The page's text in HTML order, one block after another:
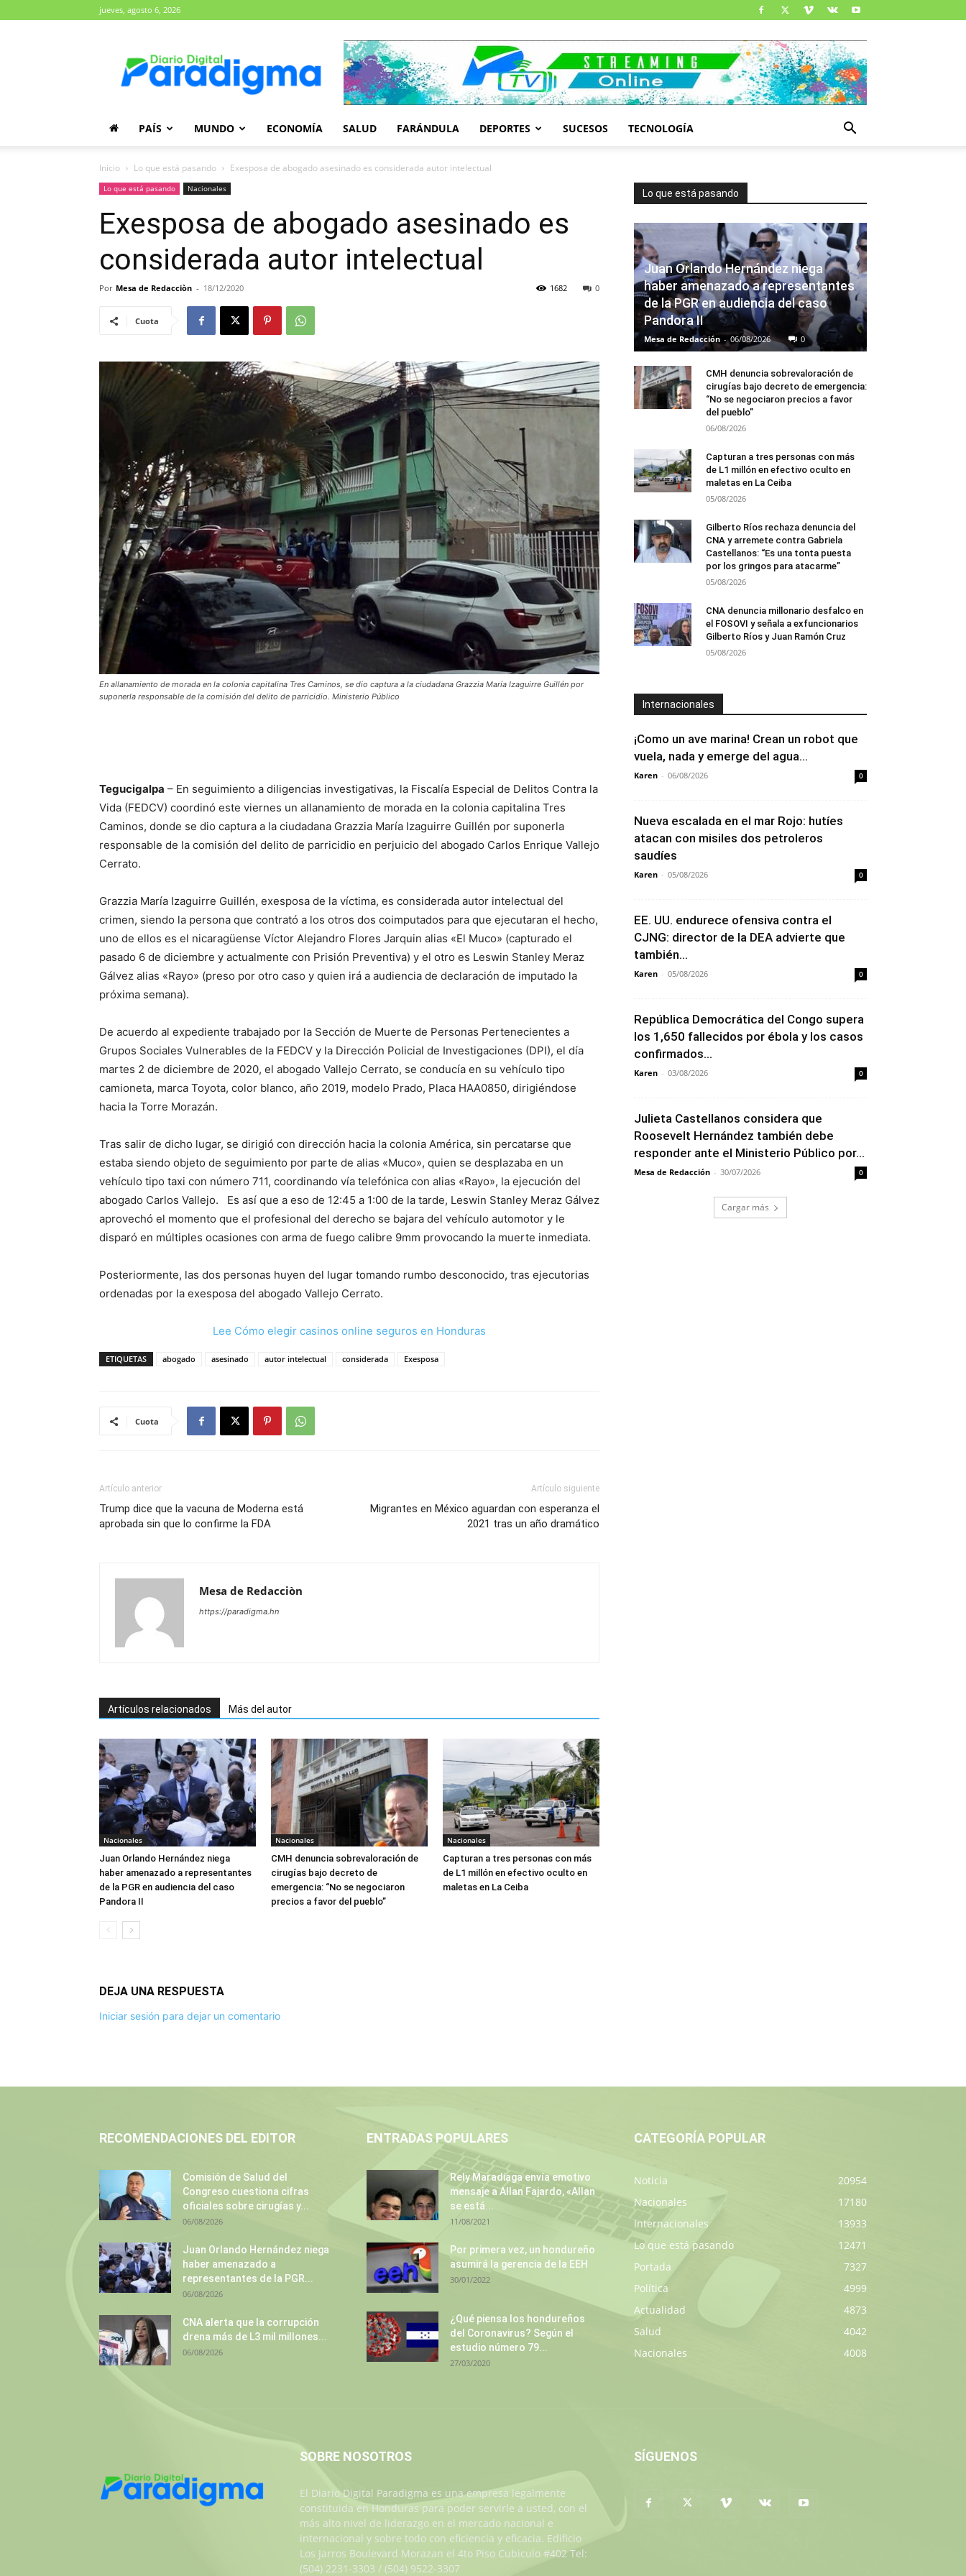
jueves, agosto 6, 2026
Paradigma
PAÍS MUNDO ECONOMÍA SALUD FARÁNDULA DEPORTES SUCESOS TECNOLOGÍA
Inicio Lo que está pasando Exesposa de abogado asesinado es considerada autor intelectual
Lo que está pasando Nacionales
Exesposa de abogado asesinado es
considerada autor intelectual
Por Mesa de Redacciòn - 18/12/2020 0
1682
Cuota
En allanamiento de morada en la colonia capitalina Tres Caminos, se dio captura a la ciudadana Grazzia María Izaguirre Guillén por
suponerla responsable de la comisión del delito de parricidio. Ministerio Público
Tegucigalpa – En seguimiento a diligencias investigativas, la Fiscalía Especial de Delitos Contra la
Vida (FEDCV) coordinó este viernes un allanamiento de morada en la colonia capitalina Tres
Caminos, donde se dio captura a la ciudadana Grazzia María Izaguirre Guillén por suponerla
responsable de la comisión del delito de parricidio en perjuicio del abogado Carlos Enrique Vallejo
Cerrato.
Grazzia María Izaguirre Guillén, exesposa de la víctima, es considerada autor intelectual del
crimen, siendo la persona que contrató a los otros dos coimputados para que ejecutaran el hecho,
uno de ellos es el nicaragüense Víctor Alejandro Flores Jarquin alias «El Muco» (capturado el
pasado 6 de diciembre y actualmente con Prisión Preventiva) y el otro es Leswin Stanley Meraz
Gálvez alias «Rayo» (preso por otro caso y quien irá a audiencia de declaración de imputado la
próxima semana).
De acuerdo al expediente trabajado por la Sección de Muerte de Personas Pertenecientes a
Grupos Sociales Vulnerables de la FEDCV y la Dirección Policial de Investigaciones (DPI), el día
martes 2 de diciembre de 2020, el abogado Vallejo Cerrato, se conducía en su vehículo tipo
camioneta, marca Toyota, color blanco, año 2019, modelo Prado, Placa HAA0850, dirigiéndose
hacia la Torre Morazán.
Tras salir de dicho lugar, se dirigió con dirección hacia la colonia América, sin percatarse que
estaba siendo objeto de seguimiento por parte de alias «Muco», quien se desplazaba en un
vehículo tipo taxi con número 711, coordinando vía telefónica con alias «Rayo», la ejecución del
abogado Carlos Vallejo. Es así que a eso de 12:45 a 1:00 de la tarde, Leswin Stanley Meraz Gálvez
aprovechó el momento que el profesional del derecho se bajara del vehículo automotor y le
disparó en múltiples ocasiones con arma de fuego calibre 9mm provocando la muerte inmediata.
Posteriormente, las dos personas huyen del lugar tomando rumbo desconocido, tras ejecutorias
ordenadas por la exesposa del abogado Vallejo Cerrato.
Lee Cómo elegir casinos online seguros en Honduras
ETIQUETAS abogado asesinado autor intelectual considerada Exesposa
Cuota
Artículo anterior
Trump dice que la vacuna de Moderna está
aprobada sin que lo confirme la FDA
Artículo siguiente
Migrantes en México aguardan con esperanza el
2021 tras un año dramático
Mesa de Redacciòn
https://paradigma.hn
Artículos relacionados Más del autor
Nacionales
Juan Orlando Hernández niega
haber amenazado a representantes
de la PGR en audiencia del caso
Pandora II
Nacionales
CMH denuncia sobrevaloración de
cirugías bajo decreto de
emergencia: “No se negociaron
precios a favor del pueblo”
Nacionales
Capturan a tres personas con más
de L1 millón en efectivo oculto en
maletas en La Ceiba
DEJA UNA RESPUESTA
Iniciar sesión para dejar un comentario
Lo que está pasando
Juan Orlando Hernández niega
haber amenazado a representantes
de la PGR en audiencia del caso
Pandora II
Mesa de Redacción - 06/08/2026 0
CMH denuncia sobrevaloración de
cirugías bajo decreto de emergencia:
“No se negociaron precios a favor
del pueblo”
06/08/2026
Capturan a tres personas con más
de L1 millón en efectivo oculto en
maletas en La Ceiba
05/08/2026
Gilberto Ríos rechaza denuncia del
CNA y arremete contra Gabriela
Castellanos: “Es una tonta puesta
por los gringos para atacarme”
05/08/2026
CNA denuncia millonario desfalco en
el FOSOVI y señala a exfuncionarios
Gilberto Ríos y Juan Ramón Cruz
05/08/2026
Internacionales
¡Como un ave marina! Crean un robot que
vuela, nada y emerge del agua...
Karen - 06/08/2026 0
Nueva escalada en el mar Rojo: hutíes
atacan con misiles dos petroleros
saudíes
Karen - 05/08/2026 0
EE. UU. endurece ofensiva contra el
CJNG: director de la DEA advierte que
también...
Karen - 05/08/2026 0
República Democrática del Congo supera
los 1,650 fallecidos por ébola y los casos
confirmados...
Karen - 03/08/2026 0
Julieta Castellanos considera que
Roosevelt Hernández también debe
responder ante el Ministerio Público por...
Mesa de Redacción - 30/07/2026 0
Cargar más
RECOMENDACIONES DEL EDITOR
Comisión de Salud del
Congreso cuestiona cifras
oficiales sobre cirugías y...
06/08/2026
Juan Orlando Hernández niega
haber amenazado a
representantes de la PGR...
06/08/2026
CNA alerta que la corrupción
drena más de L3 mil millones...
06/08/2026
ENTRADAS POPULARES
Rely Maradiaga envía emotivo
mensaje a Allan Fajardo, «Allan
se está...
11/08/2021
Por primera vez, un hondureño
asumirá la gerencia de la EEH
30/01/2022
¿Qué piensa los hondureños
del Coronavirus? Según el
estudio número 79...
27/03/2020
CATEGORÍA POPULAR
Noticia
20954
Nacionales
17180
Internacionales
13933
Lo que está pasando
12471
Portada
7327
Política
4999
Actualidad
4873
Salud
4042
Nacionales
4008
SOBRE NOSOTROS
El Diario Digital Paradigma es una empresa legalmente
constituida en Honduras para poder servirle a usted, con el
más alto nivel de liderazgo en el mercado nacional e
internacional y sobre todo con eficiencia y eficacia. Edificio
Los Jarros Boulevard Morazan el 4to Piso Cubiculo #402 Tel:
(504) 2231-3303 / (504) 9522-3307
SÍGUENOS